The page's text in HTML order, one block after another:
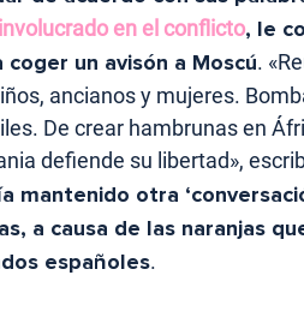
en el conflicto, le
coger un avisón a Moscú.
ancianos y mujeres.
De crear hambrunas en
defiende su libertad»,
mantenido otra
a causa de las naranjas
españoles.